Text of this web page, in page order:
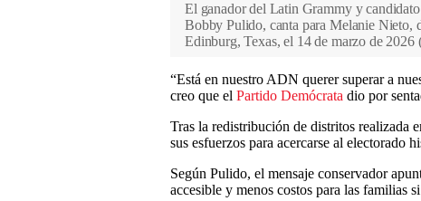
El ganador del Latin Grammy y
Bobby Pulido, canta para Melanie Nieto,
Edinburg, Texas, el 14 de marzo de 2026
“Está en nuestro ADN querer superar a
creo que el Partido Demócrata dio por
Tras la redistribución de distritos realizada
sus esfuerzos para acercarse al electorado
Según Pulido, el mensaje conservador
accesible y menos costos para las familias